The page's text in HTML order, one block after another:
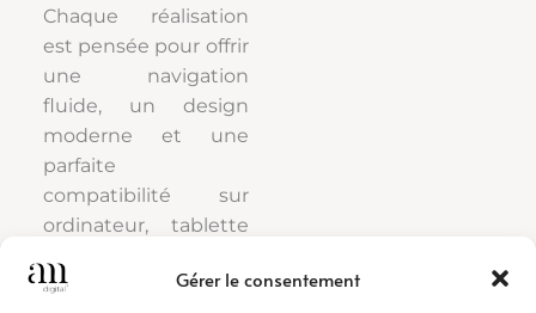
Gérer le consentement
Chaque réalisation
est pensée pour offrir
une navigation
fluide, un design
moderne et une
parfaite
compatibilité sur
ordinateur, tablette